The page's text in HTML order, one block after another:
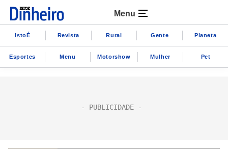
Menu
IstoÉ Revista Rural Gente Planeta
Esportes Menu Motorshow Mulher Pet